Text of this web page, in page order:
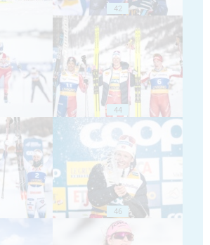
42
44
46